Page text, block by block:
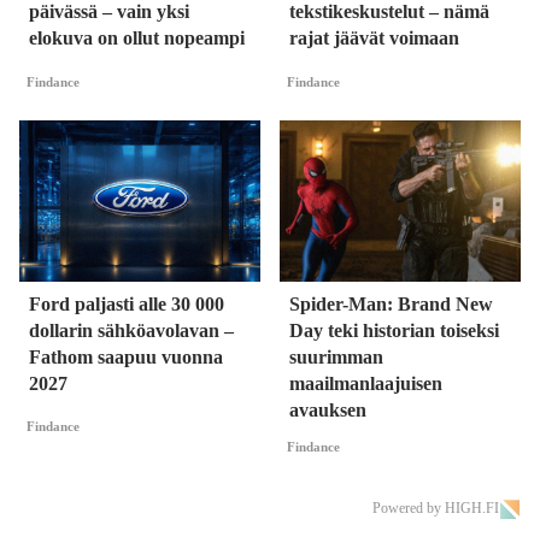
päivässä – vain yksi
elokuva on ollut nopeampi
Findance
tekstikeskustelut – nämä
rajat jäävät voimaan
Findance
Ford paljasti alle 30 000
dollarin sähköavolavan –
Fathom saapuu vuonna
2027
Findance
Spider-Man: Brand New
Day teki historian toiseksi
suurimman
maailmanlaajuisen
avauksen
Findance
Powered by HIGH.FI